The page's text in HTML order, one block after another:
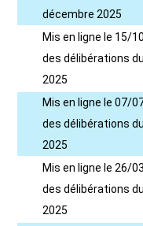
décembre 2025
Mis en ligne le 15/
des délibérations
2025
Mis en ligne le 07/
des délibérations
2025
Mis en ligne le 26/
des délibérations
2025